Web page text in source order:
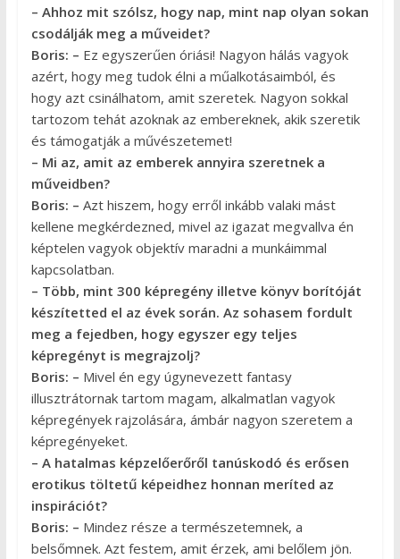
– Ahhoz mit szólsz, hogy nap, mint nap olyan sokan
csodálják meg a műveidet?
Boris: – Ez egyszerűen óriási! Nagyon hálás vagyok
azért, hogy meg tudok élni a műalkotásaimból, és
hogy azt csinálhatom, amit szeretek. Nagyon sokkal
tartozom tehát azoknak az embereknek, akik szeretik
és támogatják a művészetemet!
– Mi az, amit az emberek annyira szeretnek a
műveidben?
Boris: – Azt hiszem, hogy erről inkább valaki mást
kellene megkérdezned, mivel az igazat megvallva én
képtelen vagyok objektív maradni a munkáimmal
kapcsolatban.
– Több, mint 300 képregény illetve könyv borítóját
készítetted el az évek során. Az sohasem fordult
meg a fejedben, hogy egyszer egy teljes
képregényt is megrajzolj?
Boris: – Mivel én egy úgynevezett fantasy
illusztrátornak tartom magam, alkalmatlan vagyok
képregények rajzolására, ámbár nagyon szeretem a
képregényeket.
– A hatalmas képzelőerőről tanúskodó és erősen
erotikus töltetű képeidhez honnan meríted az
inspirációt?
Boris: – Mindez része a természetemnek, a
belsőmnek. Azt festem, amit érzek, ami belőlem jön.